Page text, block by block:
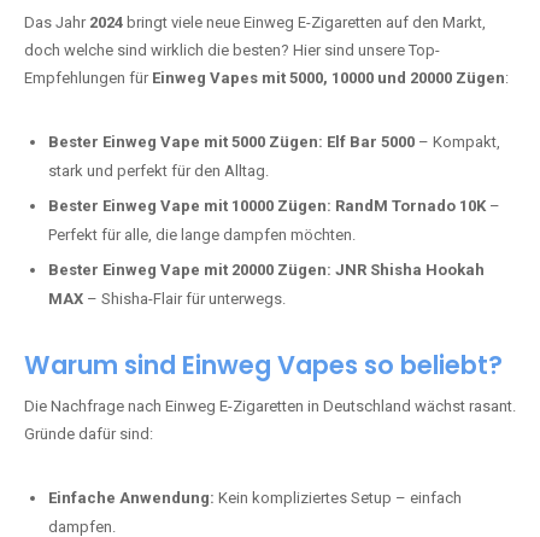
Das Jahr 2024 bringt viele neue Einweg E-Zigaretten auf den Markt,
doch welche sind wirklich die besten? Hier sind unsere Top-
Empfehlungen für Einweg Vapes mit 5000, 10000 und 20000 Zügen:
Bester Einweg Vape mit 5000 Zügen: Elf Bar 5000 – Kompakt,
stark und perfekt für den Alltag.
Bester Einweg Vape mit 10000 Zügen: RandM Tornado 10K –
Perfekt für alle, die lange dampfen möchten.
Bester Einweg Vape mit 20000 Zügen: JNR Shisha Hookah
MAX – Shisha-Flair für unterwegs.
Warum sind Einweg Vapes so beliebt?
Die Nachfrage nach Einweg E-Zigaretten in Deutschland wächst rasant.
Gründe dafür sind:
Einfache Anwendung: Kein kompliziertes Setup – einfach
dampfen.